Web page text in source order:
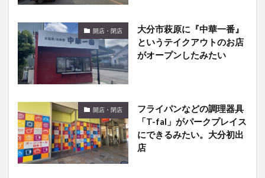
開店・閉店
大分市萩原に『中華一番』
というテイクアウトのお店
がオープンしたみたい
開店・閉店
フライパンなどの調理器具
「T-fal」がパークプレイス
にできるみたい。大分初出
店